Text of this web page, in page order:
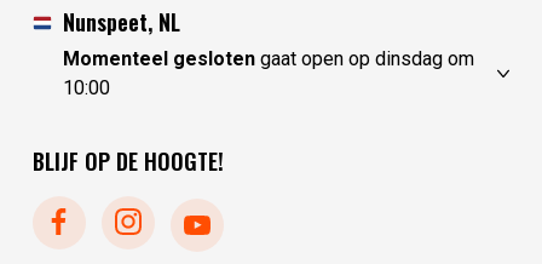
vrijdag
zaterdag
10:30 - 17:30
maandag
dinsdag
gesloten
woensdag
zaterdag
Nunspeet, NL
Momenteel geslotengaat open op dinsdag om
10:00
maandag
woensdag
donderdag
BLIJF OP DE HOOGTE!